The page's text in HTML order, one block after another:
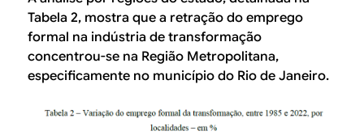
Tabela 2, mostra que a retração do emprego
formal na indústria de transformação
concentrou-se na Região Metropolitana,
especificamente no município do Rio de Janeiro.